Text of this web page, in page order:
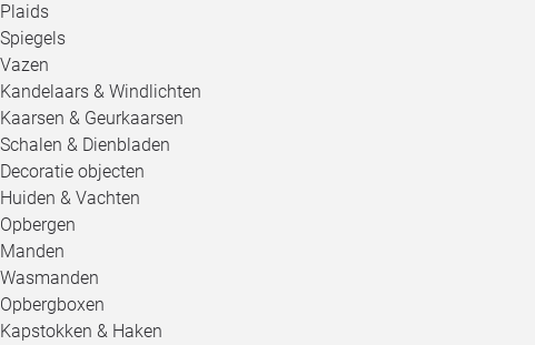
Plaids
Spiegels
Vazen
Kandelaars & Windlichten
Kaarsen & Geurkaarsen
Schalen & Dienbladen
Decoratie objecten
Huiden & Vachten
Opbergen
Manden
Wasmanden
Opbergboxen
Kapstokken & Haken